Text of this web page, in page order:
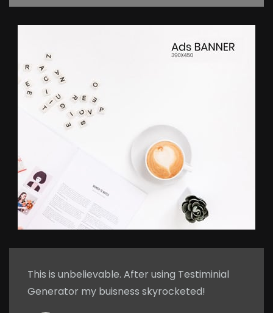
This is unbelievable. After using Testiminial
Generator my buisness skyrocketed!